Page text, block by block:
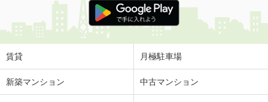
賃貸 月極駐車場
新築マンション 中古マンション